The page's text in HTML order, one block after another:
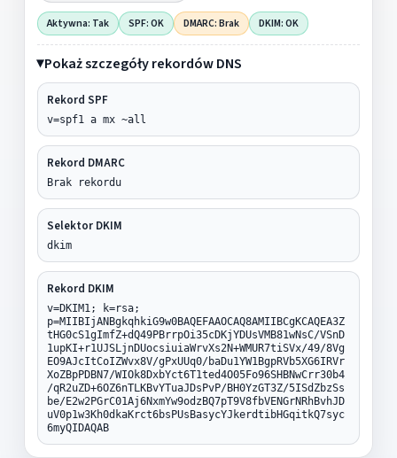
Aktywna: Tak SPF: OK DMARC: Brak DKIM: OK
Pokaż szczegóły rekordów DNS
Rekord SPF
v=spf1 a mx ~all
Rekord DMARC
Brak rekordu
Selektor DKIM
dkim
Rekord DKIM
v=DKIM1; k=rsa;
p=MIIBIjANBgkqhkiG9w0BAQEFAAOCAQ8AMIIBCgKCAQEA3Z
tHG0cS1gImfZ+dQ49PBrrpOi35cDKjYDUsVMB81wNsC/VSnD
1upKI+r1UJSLjnDUocsiuiaWrvXs2N+WMUR7tiSVx/49/8Vg
EO9AJcItCoIZWvx8V/gPxUUq0/baDu1YW1BgpRVb5XG6IRVr
XoZBpPDBN7/WIOk8DxbYct6T1ted4O05Fo96SHBNwCrr30b4
/qR2uZD+6OZ6nTLKBvYTuaJDsPvP/BH0YzGT3Z/5ISdZbzSs
be/E2w2PGrC01Aj6NxmYw9odzBQ7pT9V8fbVENGrNRhBvhJD
uV0p1w3Kh0dkaKrct6bsPUsBasycYJkerdtibHGqitkQ7syc
6myQIDAQAB